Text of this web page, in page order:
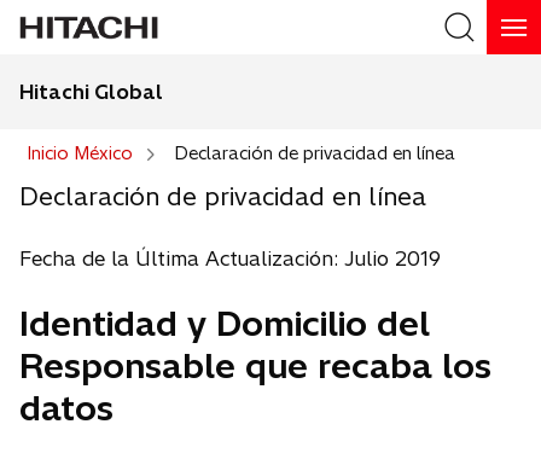
Hitachi Global
Inicio México Declaración de privacidad en línea
Declaración de privacidad en línea
Fecha de la Última Actualización: Julio 2019
Identidad y Domicilio del
Responsable que recaba los
datos